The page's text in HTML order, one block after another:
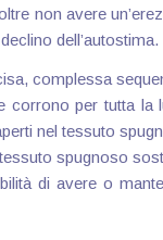
non avere
dell’autostima.
complessa
per tutta la
nel tessuto
spugnoso
di avere o